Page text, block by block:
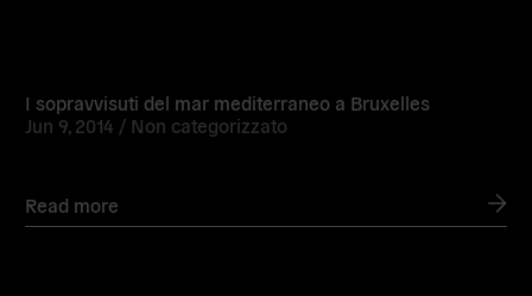
I sopravvisuti del mar mediterraneo a Bruxelles
Jun 9, 2014 / Non categorizzato
Read more